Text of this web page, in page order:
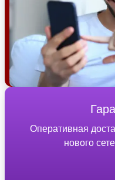
Оперативная
нового